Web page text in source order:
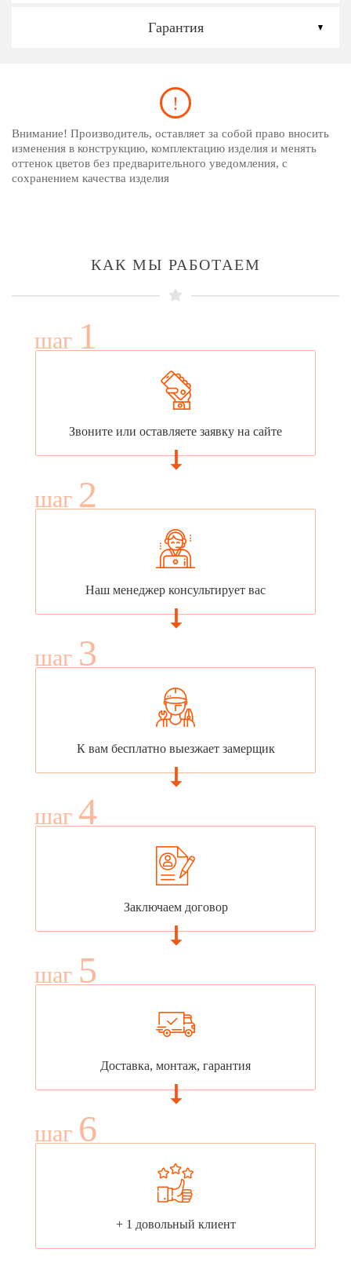
Гарантия
Внимание! Производитель, оставляет за собой право вносить
изменения в конструкцию, комплектацию изделия и менять
оттенок цветов без предварительного уведомления, с
сохранением качества изделия
КАК МЫ РАБОТАЕМ
шаг 1
Звоните или оставляете заявку на сайте
шаг 2
Наш менеджер консультирует вас
шаг 3
К вам бесплатно выезжает замерщик
шаг 4
Заключаем договор
шаг 5
Доставка, монтаж, гарантия
шаг 6
+ 1 довольный клиент